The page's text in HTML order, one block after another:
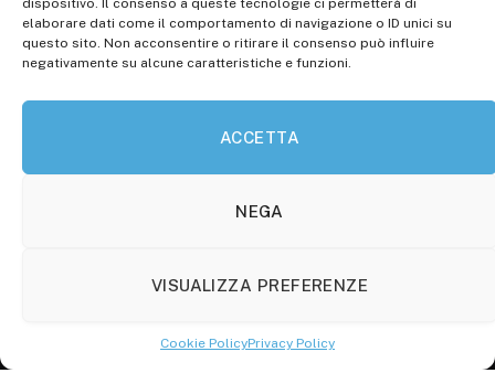
dispositivo. Il consenso a queste tecnologie ci permetterà di
elaborare dati come il comportamento di navigazione o ID unici su
questo sito. Non acconsentire o ritirare il consenso può influire
negativamente su alcune caratteristiche e funzioni.
ACCETTA
NEGA
VISUALIZZA PREFERENZE
Cookie PolicyPrivacy Policy
Roc: iscrizione n° 25549 (Prot. 1138/com/15 del
30.04.2015)
P.Iva: 01707150700